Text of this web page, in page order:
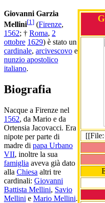
Giovanni Garzia
Mellini[1 ] (Firenze,
1562; † Roma, 2
ottobre 1629) è stato un
cardinale, arcivescovo e
nunzio apostolico
italiano.
Biografia
Nacque a Firenze nel
1562, da Mario e da
Ortensia Jacovacci. Era
nipote per parte di
madre di papa Urbano
VII, inoltre la sua
famiglia aveva già dato
alla Chiesa altri tre
cardinali: Giovanni
Battista Mellini, Savio
Mellini e Mario Mellini.